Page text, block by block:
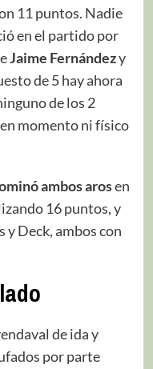
11 puntos. Nadie
en el partido por
Jaime Fernándezy
de 5 hay ahora
de los 2
momento ni físico
ambos arosen
16 puntos, y
y Deck, ambos con
de ida y
por parte